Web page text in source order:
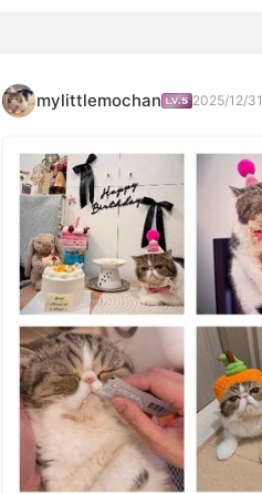
mylittlemochan 2025/12/31